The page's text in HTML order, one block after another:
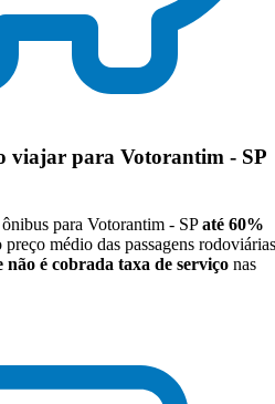
viajar para Votorantim - SP
para Votorantim - SPaté 60%
preço médio das passagens
não é cobrada taxa de serviço nas